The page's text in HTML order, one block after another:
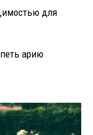
для
арию